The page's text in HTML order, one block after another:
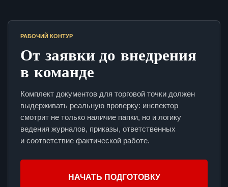
РАБОЧИЙ КОНТУР
От заявки до внедрения
в команде
Комплект документов для торговой точки должен
выдерживать реальную проверку: инспектор
смотрит не только наличие папки, но и логику
ведения журналов, приказы, ответственных
и соответствие фактической работе.
НАЧАТЬ ПОДГОТОВКУ